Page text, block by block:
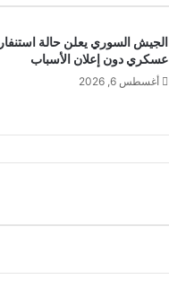
الجيش السوري يعلن حالة استنفار
عسكري دون إعلان الأسباب
أغسطس 6, 2026